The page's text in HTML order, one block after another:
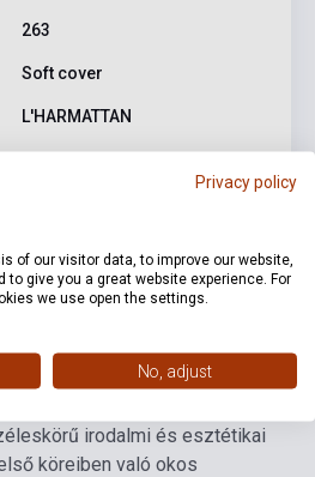
263
Soft cover
L'HARMATTAN
irodalmi és esztétikai
köreiben való okos
Privacy policy
of our visitor data, to improve our website,
give you a great website experience. For
we use open the settings.
No, adjust